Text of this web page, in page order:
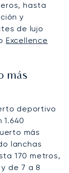
hasta
y
de lujo
Excellence
más
deportivo
más
lanchas
170 metros,
de 7 a 8